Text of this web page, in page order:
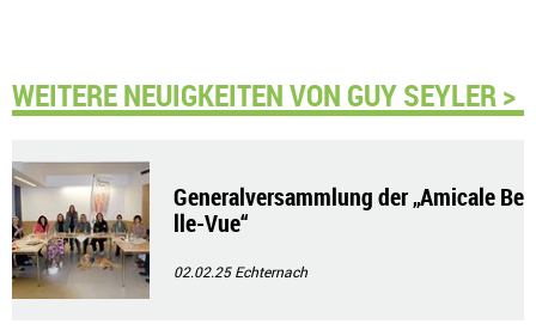
WEITERE NEUIGKEITEN VON GUY SEYLER >
Generalversammlung der „Amicale Be
lle-Vue“
02.02.25Echternach